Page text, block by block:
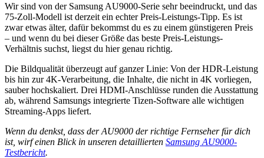
Wir sind von der Samsung AU9000-Serie sehr beeindruckt, und das
75-Zoll-Modell ist derzeit ein echter Preis-Leistungs-Tipp. Es ist
zwar etwas älter, dafür bekommst du es zu einem günstigeren Preis
– und wenn du bei dieser Größe das beste Preis-Leistungs-
Verhältnis suchst, liegst du hier genau richtig.
Die Bildqualität überzeugt auf ganzer Linie: Von der HDR-Leistung
bis hin zur 4K-Verarbeitung, die Inhalte, die nicht in 4K vorliegen,
sauber hochskaliert. Drei HDMI-Anschlüsse runden die Ausstattung
ab, während Samsungs integrierte Tizen-Software alle wichtigen
Streaming-Apps liefert.
Wenn du denkst, dass der AU9000 der richtige Fernseher für dich
ist, wirf einen Blick in unseren detaillierten Samsung AU9000-
Testbericht.